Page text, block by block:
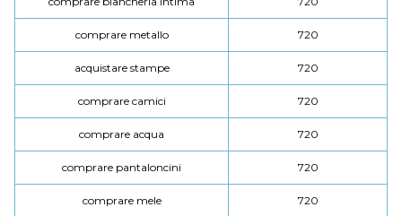
comprare metallo 720
acquistare stampe 720
comprare camici 720
comprare acqua 720
comprare pantaloncini 720
comprare mele 720